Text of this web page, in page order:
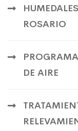
ROSARIO
DE AIRE